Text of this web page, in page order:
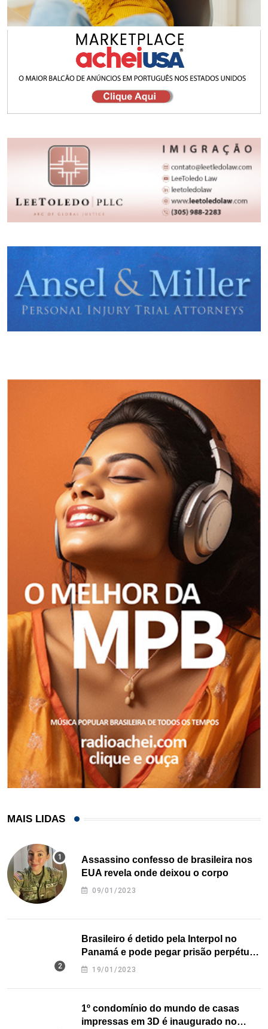
MAIS LIDAS
Assassino confesso de brasileira nos
EUA revela onde deixou o corpo
09/01/2023
Brasileiro é detido pela Interpol no
Panamá e pode pegar prisão perpétua
nos EUA
19/01/2023
1º condomínio do mundo de casas
impressas em 3D é inaugurado no